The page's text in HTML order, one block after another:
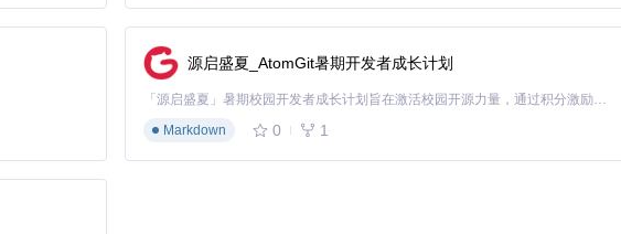
于Maven项目，推荐通过插件集成，在项目pom.xml中添加：
源启盛夏_AtomGit暑期开发者成长计划
「源启盛夏」暑期校园开发者成长计划旨在激活校园开源力量，通过积分激励、认证扶持、资源倾斜等形式，引导高校组织和开发者完成「入驻 — 建项目 — 做贡献 — 获认证 — 得资源」的完整闭环。无论你是想带领社团入驻平台的组织者，还是希望用代码贡献证明自己的开发者，都能在这里找到属于你的成长路径。
Markdown
0 1